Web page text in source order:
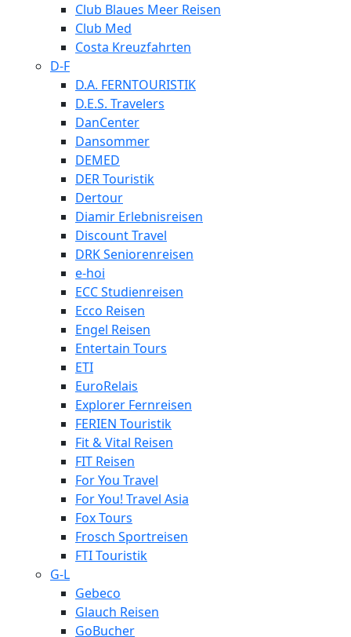
Club Blaues Meer Reisen
Club Med
Costa Kreuzfahrten
D-F
D.A. FERNTOURISTIK
D.E.S. Travelers
DanCenter
Dansommer
DEMED
DER Touristik
Dertour
Diamir Erlebnisreisen
Discount Travel
DRK Seniorenreisen
e-hoi
ECC Studienreisen
Ecco Reisen
Engel Reisen
Entertain Tours
ETI
EuroRelais
Explorer Fernreisen
FERIEN Touristik
Fit & Vital Reisen
FIT Reisen
For You Travel
For You! Travel Asia
Fox Tours
Frosch Sportreisen
FTI Touristik
G-L
Gebeco
Glauch Reisen
GoBucher